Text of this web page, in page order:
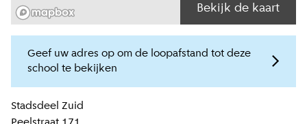
Bekijk de kaart
Geef uw adres op om de loopafstand tot deze
school te bekijken
Locatiegegevens
Stadsdeel Zuid